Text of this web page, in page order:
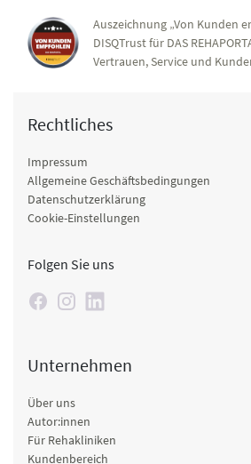
Auszeichnung „Von Kunden
DISQTrust für DAS
Vertrauen, Service und
Rechtliches
Impressum
Allgemeine Geschäftsbedingungen
Datenschutzerklärung
Cookie-Einstellungen
Folgen Sie uns
Unternehmen
Über uns
Autor:innen
Für Rehakliniken
Kundenbereich